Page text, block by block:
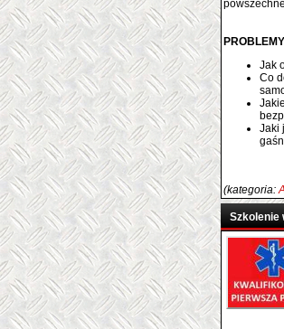
Jak
Co
Jaki
(kategoria:
Szkolenie